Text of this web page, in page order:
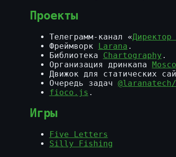
Проекты
Телеграмм-канал «Директор
Фреймворк Larana .
Библиотека Chartography .
Организация дринкапа
Движок для статических
Очередь задач @laranatech/
fioco.js .
Игры
Five Letters
Silly Fishing